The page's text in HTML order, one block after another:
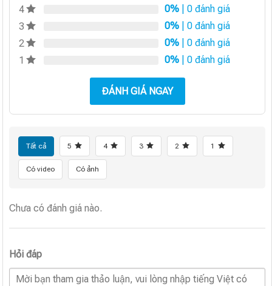
4
0% | 0 đánh giá
3
0% | 0 đánh giá
2
0% | 0 đánh giá
1
0% | 0 đánh giá
ĐÁNH GIÁ NGAY
Tất cả 5 4 3 2 1
Có video Có ảnh
Chưa có đánh giá nào.
Hỏi đáp